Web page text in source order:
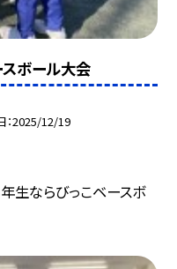
ボール大会
2025/12/19
年生ならびっこベースボ